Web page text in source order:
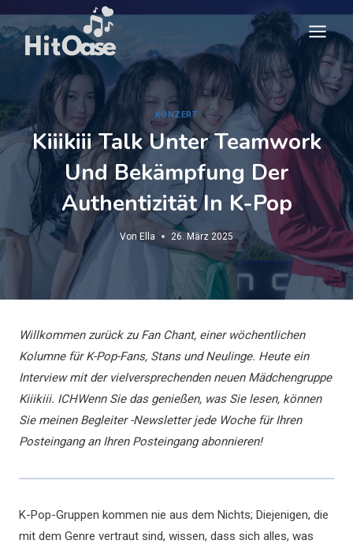
Inhalt
springen
KONZERT
Kiiikiii Talk Unter Teamwork
Und Bekämpfung Der
Authentizität In K-Pop
Von Ella 26. März 2025
Willkommen zurück zu Fan Chant, einer wöchentlichen
Kolumne für K-Pop-Fans, Stans und Neulinge. Heute ein
Interview mit der vielversprechenden neuen Mädchengruppe
Kiiikiii. ICHWenn Sie das genießen, was Sie lesen, können
Sie meinen Begleiter -Newsletter jede Woche für Ihren
Posteingang an Ihren Posteingang abonnieren!
K-Pop-Gruppen kommen nie aus dem Nichts; Diejenigen, die
mit dem Genre vertraut sind, wissen, dass sich alles, was